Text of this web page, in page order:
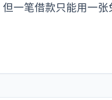
一笔借款只能用一